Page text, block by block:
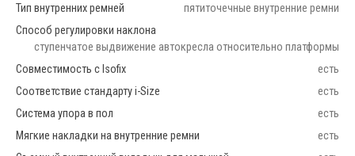
Тип внутренних ремней
пятиточечные внутренние ремни
Способ регулировки наклона
ступенчатое выдвижение автокресла относительно платформы
Совместимость с Isofix
есть
Соответствие стандарту i-Size
есть
Система упора в пол
есть
Мягкие накладки на внутренние ремни
есть